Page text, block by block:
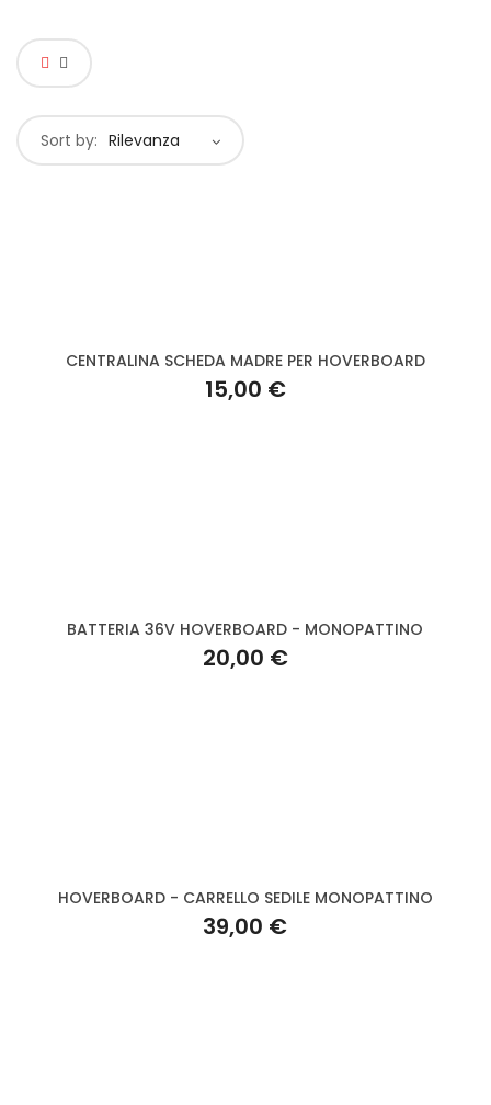
Sort by: Rilevanza
CENTRALINA SCHEDA MADRE PER HOVERBOARD
15,00 €
BATTERIA 36V HOVERBOARD - MONOPATTINO
20,00 €
HOVERBOARD - CARRELLO SEDILE MONOPATTINO
39,00 €